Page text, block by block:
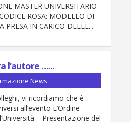
MASTER UNIVERSITARIO
ROSA: MODELLO DI
PRESA IN CARICO DELLE...
l’autore …...
News
vi ricordiamo che è
all’evento L’Ordine
– Presentazione del